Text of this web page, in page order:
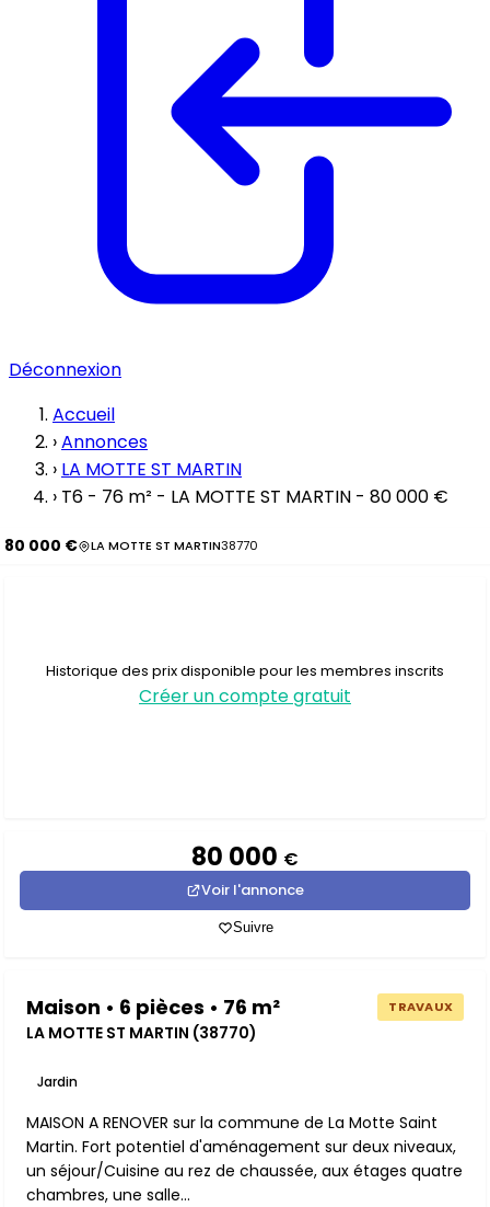
Déconnexion
Accueil
›Annonces
› LA MOTTE ST MARTIN
› T6 - 76 m² - LA MOTTE ST MARTIN - 80 000 €
80 000 € LA MOTTE ST MARTIN38770
Historique des prix disponible pour les membres inscrits
Créer un compte gratuit
80 000 €
Voir l'annonce
Suivre
Maison • 6 pièces • 76 m² TRAVAUX
LA MOTTE ST MARTIN (38770)
Jardin
MAISON A RENOVER sur la commune de La Motte Saint
Martin. Fort potentiel d'aménagement sur deux niveaux,
un séjour/Cuisine au rez de chaussée, aux étages quatre
chambres, une salle...